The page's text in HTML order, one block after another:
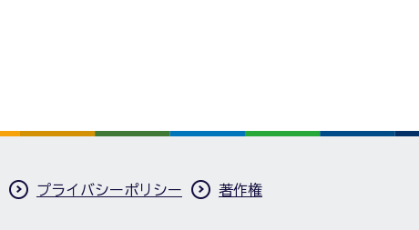
プライバシーポリシー 著作権